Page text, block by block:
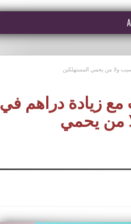
ولا من يحمي المستهلكين
زيادة دراهم في
من يحمي